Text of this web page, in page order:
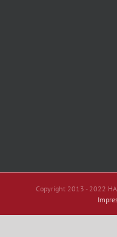
Copyright 2013 - 2022